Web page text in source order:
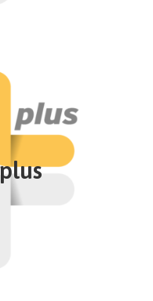
ed altri
protezione più
di assistenza
ospedaliera.
per l’assistenza
per persona